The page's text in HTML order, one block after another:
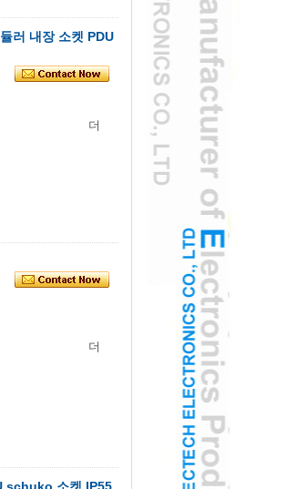
러 내장 소켓 PDU
더
더